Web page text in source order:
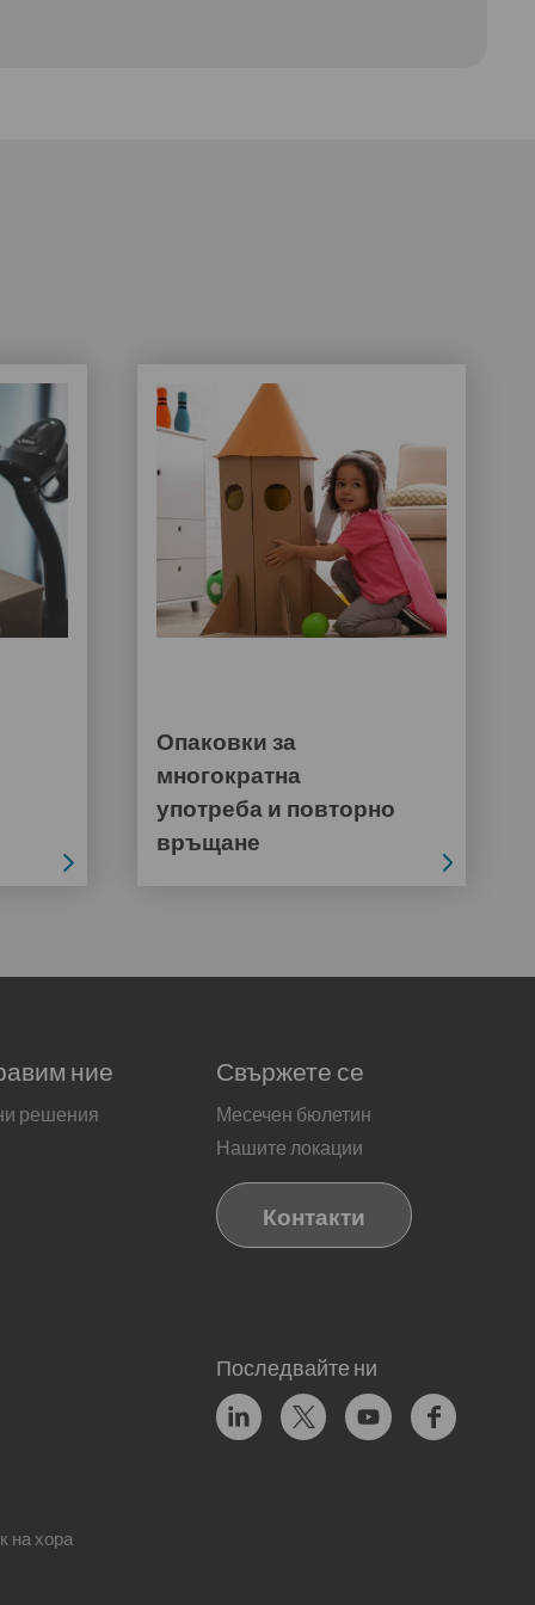
Опаковки за
многократна
употреба и повторно
връщане
ние
решения
Свържете се
Месечен бюлетин
Нашите локации
Контакти
Последвайте ни
на хора